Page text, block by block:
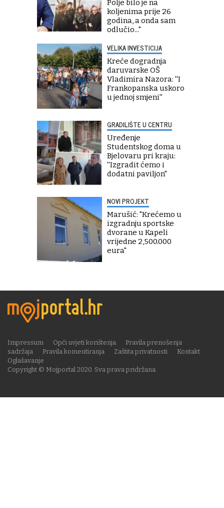
Polje bilo je na
koljenima prije 26
godina, a onda sam
odlučio..."
VELIKA INVESTICIJA
Kreće dogradnja
daruvarske OŠ
Vladimira Nazora: ''I
Frankopanska uskoro
u jednoj smjeni''
GRADILIŠTE U CENTRU
Uređenje
Studentskog doma u
Bjelovaru pri kraju:
''Izgradit ćemo i
dodatni paviljon"
NOVI PROJEKT
Marušić: "Krećemo u
izgradnju sportske
dvorane u Kapeli
vrijedne 2,500.000
eura"
Copyright © Mojportal 2020. Sva prava pridržana.
Impressum Opći uvjeti korištenja
Pravila prenošenja
sadržaja
Pravila komentiranja Zaštita privatnosti
Kontakt
Oglašavanje